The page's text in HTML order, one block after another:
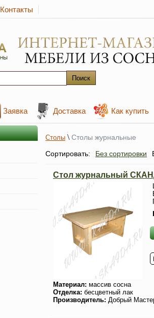
Контакты
Заявка Доставка Как купить
Столы \ Столы журнальные
Сортировать:
Без сортировки
Стол журнальный
Материал: массив сосна
Отделка: бесцветный лак
Производитель: Добрый